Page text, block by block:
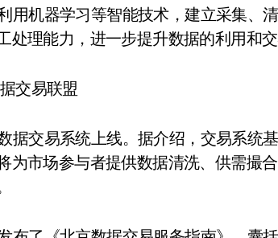
用机器学习等智能技术，建立采集、
理能力，进一步提升数据的利用和交
交易联盟
据交易系统上线。据介绍，交易系统
市场参与者提供数据清洗、供需撮合